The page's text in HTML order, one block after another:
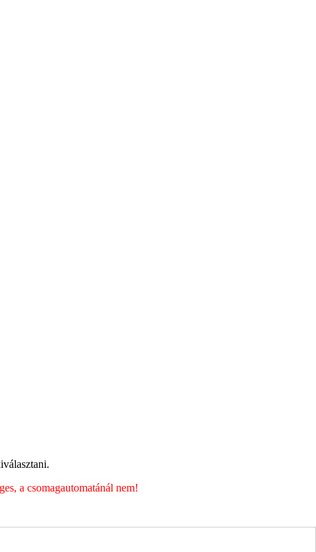
a csomagautomatánál nem!